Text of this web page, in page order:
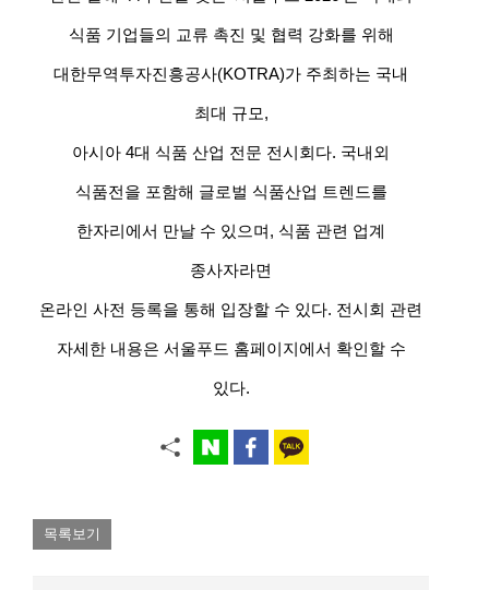
식품 기업들의 교류 촉진 및 협력 강화를 위해
대한무역투자진흥공사(KOTRA)가 주최하는 국내
최대 규모,
아시아 4대 식품 산업 전문 전시회다. 국내외
식품전을 포함해 글로벌 식품산업 트렌드를
한자리에서 만날 수 있으며, 식품 관련 업계
종사자라면
온라인 사전 등록을 통해 입장할 수 있다. 전시회 관련
자세한 내용은 서울푸드 홈페이지에서 확인할 수
있다.
목록보기